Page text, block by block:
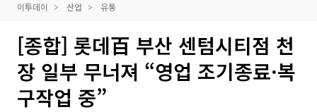
이투데이 산업 유통
[종합] 롯데百 부산 센텀시티점 천
장 일부 무너져 “영업 조기종료·복
구작업 중”